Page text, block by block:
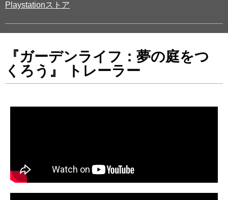
Playstationストア
『ガーデンライフ：夢の庭をつ
くろう』 トレーラー